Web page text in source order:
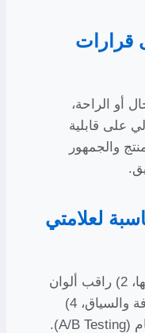
قرارات
أو الراحة،
على قابلية
والجمهور
لعلامتي
1) حدد المشاعر التي تريد إثارتها، 2) راقب ألوان
المنافسين لتتميز، 3) افهم الثقافة والسياق، 4)